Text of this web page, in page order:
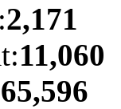
2,171
11,060